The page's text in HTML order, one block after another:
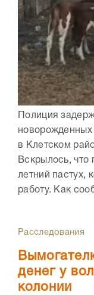
Полиция
новорожденных
в Клетском
Вскрылось, что
летний пастух,
работу. Как
Расследования
денег у
колонии